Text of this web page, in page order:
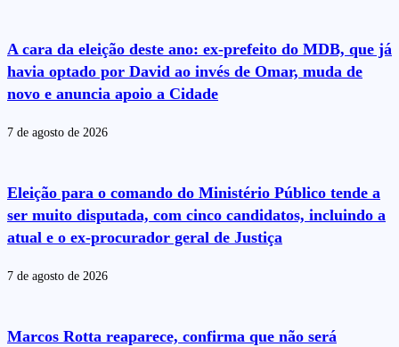
A cara da eleição deste ano: ex-prefeito do MDB, que já
havia optado por David ao invés de Omar, muda de
novo e anuncia apoio a Cidade
7 de agosto de 2026
Eleição para o comando do Ministério Público tende a
ser muito disputada, com cinco candidatos, incluindo a
atual e o ex-procurador geral de Justiça
7 de agosto de 2026
Marcos Rotta reaparece, confirma que não será